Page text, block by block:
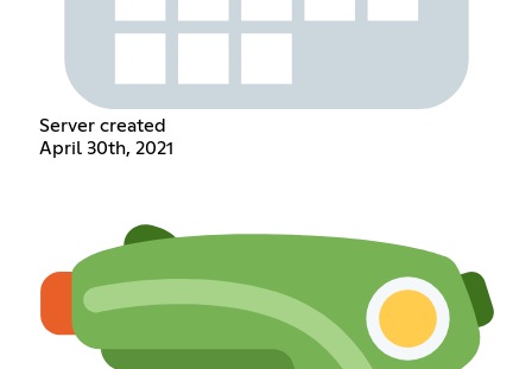
Server created
April 30th, 2021